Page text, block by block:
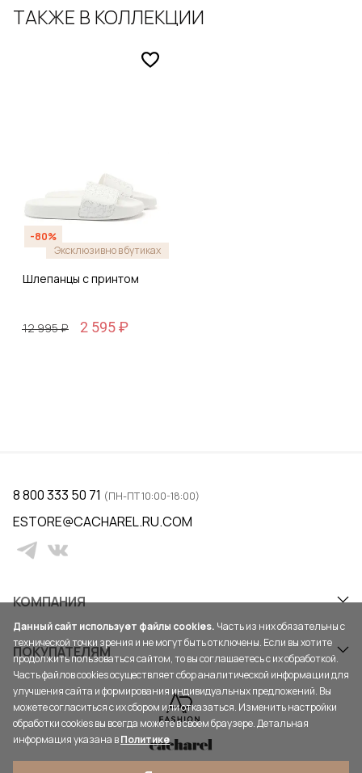
ТАКЖЕ В КОЛЛЕКЦИИ
-80%
Эксклюзивно в бутиках
Шлепанцы с принтом
12 995 ₽ 2 595 ₽
КОМПАНИЯ
ПОКУПАТЕЛЯМ
8 800 333 50 71 (ПН-ПТ 10:00-18:00)
ESTORE@CACHAREL.RU.COM
Данный сайт использует файлы cookies. Часть из них обязательны с
технической точки зрения и не могут быть отключены. Если вы хотите
продолжить пользоваться сайтом, то вы соглашаетесь с их обработкой.
Часть файлов cookies осуществляет сбор аналитической информации для
улучшения сайта и формирования индивидуальных предложений. Вы
можете согласиться с их сбором или отказаться. Изменить настройки
обработки cookies вы всегда можете в своем браузере. Детальная
информация указана вПолитике